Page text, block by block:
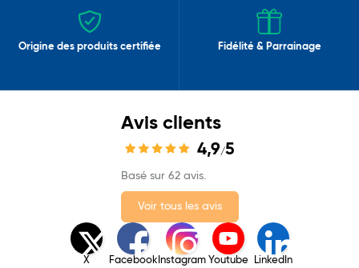
Origine des produits certifiée Fidélité & Parrainage
Avis clients
4,9/5
Basé sur 62 avis.
Voir tous les avis
X Facebook Instagram Youtube LinkedIn